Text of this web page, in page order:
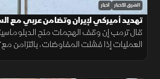
الشرق للأخبار أخبار
تهديد أميركي لإيران وتضامن عربي مع
قال ترمب إن وقف الهجمات منح
العمليات إذا فشلت المفاوضات،